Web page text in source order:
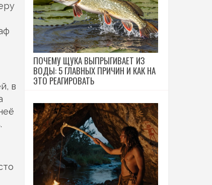
в
ПОЧЕМУ ЩУКА ВЫПРЫГИВАЕТ ИЗ
ВОДЫ: 5 ГЛАВНЫХ ПРИЧИН И КАК НА
ЭТО РЕАГИРОВАТЬ